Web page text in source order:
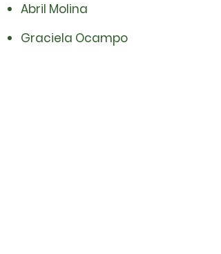
Abril Molina
Graciela Ocampo